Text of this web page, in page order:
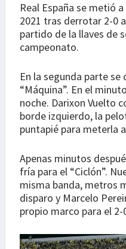
Real España se metió
2021 tras derrotar 2-0
partido de la llaves de
campeonato.
En la segunda parte
“Máquina”. En el
noche. Darixon Vuelto
borde izquierdo, la
puntapié para meterla
Apenas minutos
fría para el “Ciclón”.
misma banda, metros
disparo y Marcelo
propio marco para el 2-